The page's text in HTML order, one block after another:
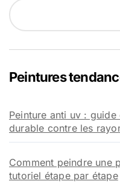
Peintures
Peinture anti uv :
durable contre les
Comment peindre une
tutoriel étape par étape